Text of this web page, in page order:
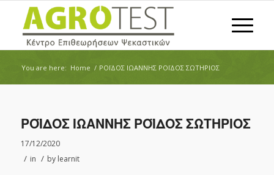
You are here: Home / ΡΟΪΔΟΣ ΙΩΑΝΝΗΣ ΡΟΪΔΟΣ ΣΩΤΗΡΙΟΣ
ΡΟΪΔΟΣ ΙΩΑΝΝΗΣ ΡΟΪΔΟΣ ΣΩΤΗΡΙΟΣ
17/12/2020
/ in / by learnit